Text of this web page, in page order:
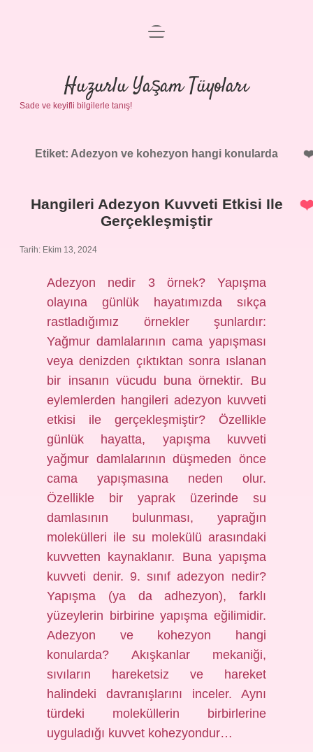
Anasayfa
Gizlilik Politikası
Yasal Uyarı
menüyü
Huzurlu Yaşam Tüyoları
Sade ve keyifli bilgilerle tanış!
Etiket: Adezyon ve kohezyon hangi konularda
Hangileri Adezyon Kuvveti Etkisi Ile
Gerçekleşmiştir
Tarih: Ekim 13, 2024
Adezyon nedir 3 örnek? Yapışma
olayına günlük hayatımızda sıkça
rastladığımız örnekler şunlardır:
Yağmur damlalarının cama yapışması
veya denizden çıktıktan sonra ıslanan
bir insanın vücudu buna örnektir. Bu
eylemlerden hangileri adezyon kuvveti
etkisi ile gerçekleşmiştir? Özellikle
günlük hayatta, yapışma kuvveti
yağmur damlalarının düşmeden önce
cama yapışmasına neden olur.
Özellikle bir yaprak üzerinde su
damlasının bulunması, yaprağın
molekülleri ile su molekülü arasındaki
kuvvetten kaynaklanır. Buna yapışma
kuvveti denir. 9. sınıf adezyon nedir?
Yapışma (ya da adhezyon), farklı
yüzeylerin birbirine yapışma eğilimidir.
Adezyon ve kohezyon hangi
konularda? Akışkanlar mekaniği,
sıvıların hareketsiz ve hareket
halindeki davranışlarını inceler. Aynı
türdeki moleküllerin birbirlerine
uyguladığı kuvvet kohezyondur…